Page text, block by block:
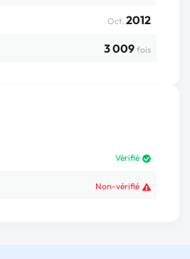
Oct. 2012
3 009 fois
Vérifié
Non-vérifié